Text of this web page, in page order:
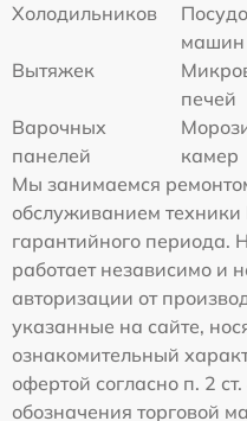
Холодильников
машин
Вытяжек
печей
Варочных
панелей
камер
Мы занимаемся
обслуживанием техники
гарантийного периода.
работает независимо и
авторизации от
указанные на сайте,
ознакомительный
офертой согласно п. 2
обозначения торговой